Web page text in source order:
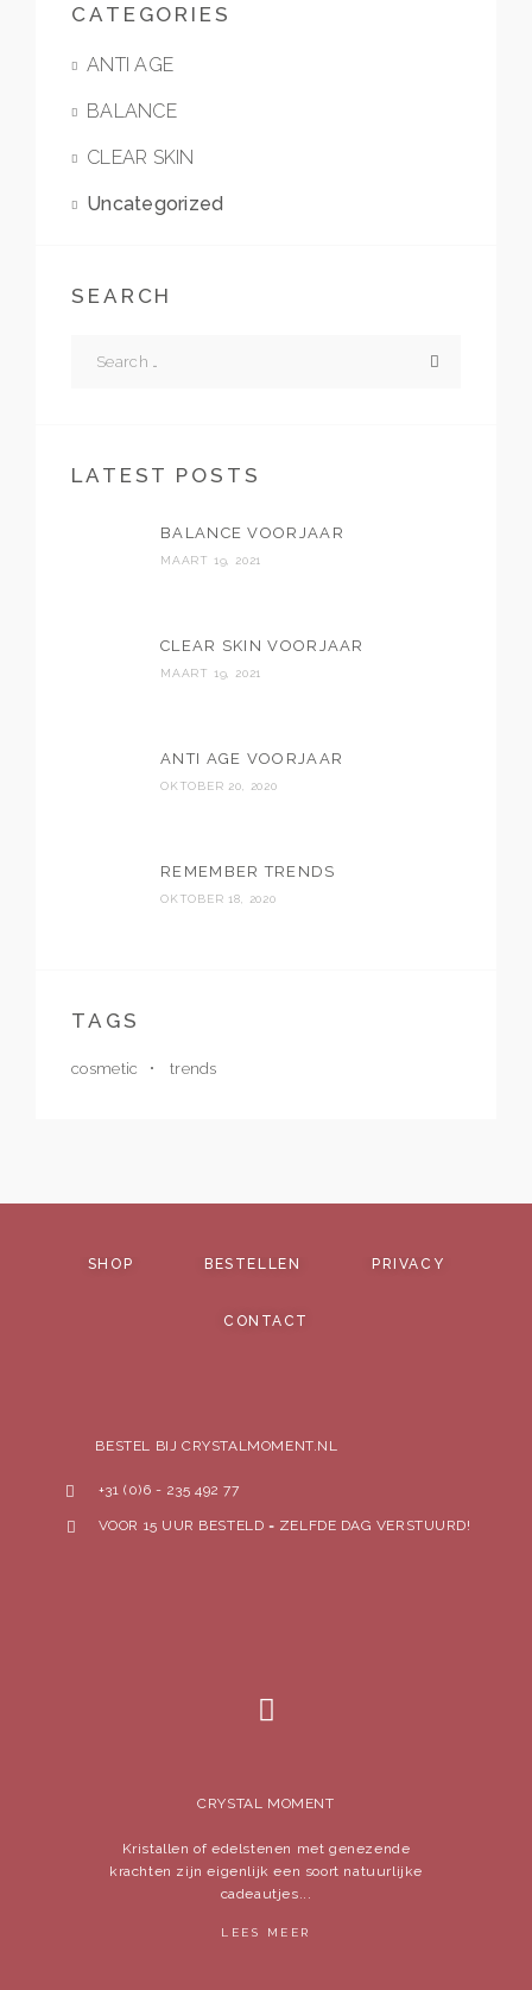
CATEGORIES
ANTI AGE
BALANCE
CLEAR SKIN
Uncategorized
SEARCH
LATEST POSTS
BALANCE VOORJAAR
MAART 19, 2021
CLEAR SKIN VOORJAAR
MAART 19, 2021
ANTI AGE VOORJAAR
OKTOBER 20, 2020
REMEMBER TRENDS
OKTOBER 18, 2020
TAGS
cosmetic trends
SHOP BESTELLEN PRIVACY
CONTACT
BESTEL BIJ CRYSTALMOMENT.NL
+31 (0)6 - 235 492 77
VOOR 15 UUR BESTELD = ZELFDE DAG VERSTUURD!
CRYSTAL MOMENT
Kristallen of edelstenen met genezende
krachten zijn eigenlijk een soort natuurlijke
cadeautjes...
LEES MEER